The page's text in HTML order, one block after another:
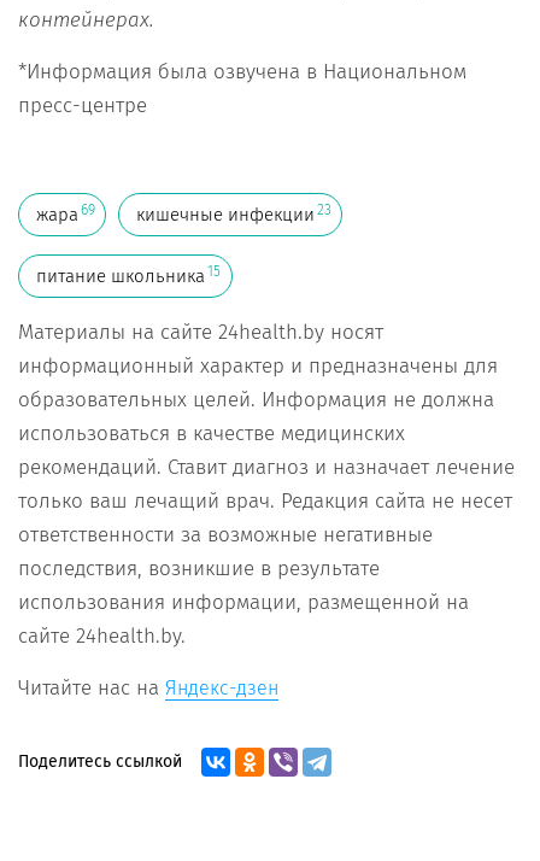
контейнерах.
*Информация была озвучена в Национальном
пресс-центре
жара 69 кишечные инфекции 23
питание школьника 15
Материалы на сайте 24health.by носят
информационный характер и предназначены для
образовательных целей. Информация не должна
использоваться в качестве медицинских
рекомендаций. Ставит диагноз и назначает лечение
только ваш лечащий врач. Редакция сайта не несет
ответственности за возможные негативные
последствия, возникшие в результате
использования информации, размещенной на
сайте 24health.by.
Читайте нас на Яндекс-дзен
Поделитесь ссылкой